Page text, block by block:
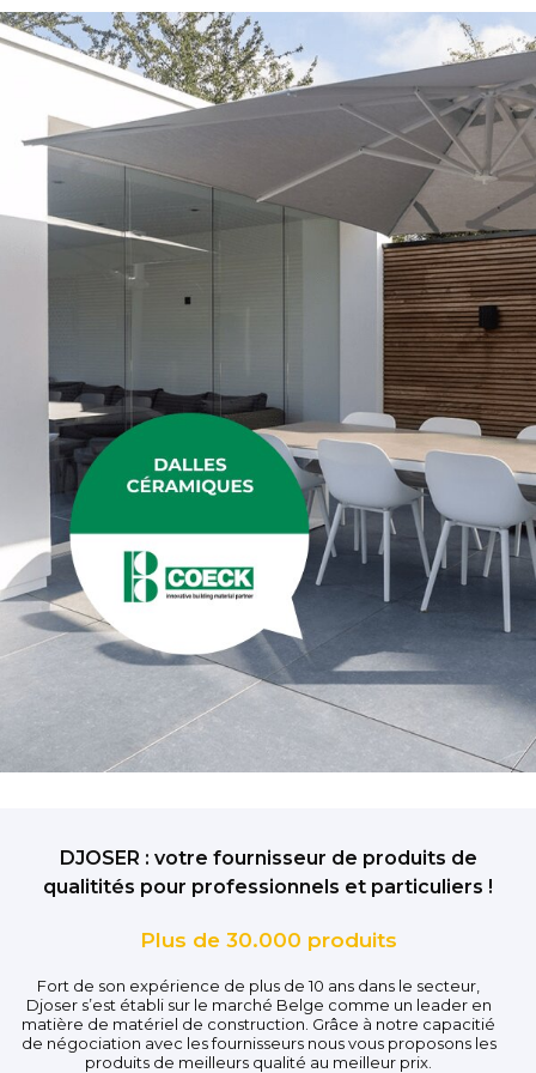
DJOSER : votre fournisseur de produits de
qualitités pour professionnels et particuliers !
Plus de 30.000 produits
Fort de son expérience de plus de 10 ans dans le secteur,
Djoser s’est établi sur le marché Belge comme un leader en
matière de matériel de construction. Grâce à notre capacitié
de négociation avec les fournisseurs nous vous proposons les
produits de meilleurs qualité au meilleur prix.